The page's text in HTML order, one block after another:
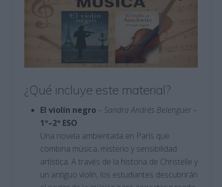
¿Qué incluye este material?
El violín negro – Sandra Andrés Belenguer –
1º–2º ESO
Una novela ambientada en París que
combina música, misterio y sensibilidad
artística. A través de la historia de Christelle y
un antiguo violín, los estudiantes descubrirán